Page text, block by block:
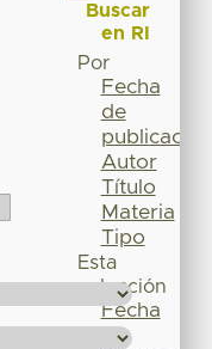
Buscar
en RI
Por
Fecha
de
publicación
Autor
Título
Materia
Tipo
Esta
colección
Fecha
de